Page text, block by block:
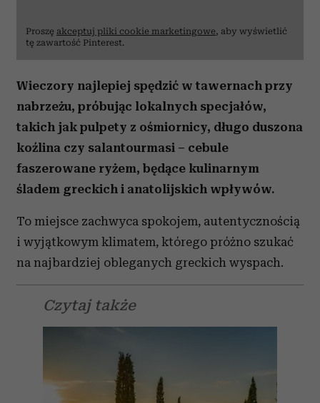
Proszę akceptuj pliki cookie marketingowe, aby wyświetlić
tę zawartość Pinterest.
Wieczory najlepiej spędzić w tawernach przy
nabrzeżu, próbując lokalnych specjałów,
takich jak pulpety z ośmiornicy, długo duszona
koźlina czy salantourmasi – cebule
faszerowane ryżem, będące kulinarnym
śladem greckich i anatolijskich wpływów.
To miejsce zachwyca spokojem, autentycznością
i wyjątkowym klimatem, którego próżno szukać
na najbardziej obleganych greckich wyspach.
Czytaj także